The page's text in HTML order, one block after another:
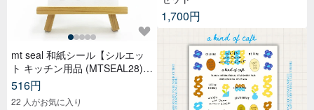
mt seal 和紙シール【シルエッ
ト キッチン用品 (MTSEAL28)】
2017AW
516円
22 人がお気に入り
1,700円